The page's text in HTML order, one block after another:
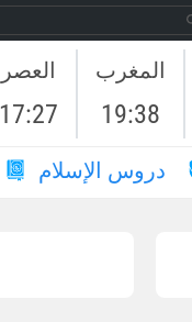
العصر
17:27
المغرب
19:38
دروس الإسلام